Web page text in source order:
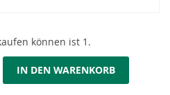
können ist 1.
IN DEN WARENKORB